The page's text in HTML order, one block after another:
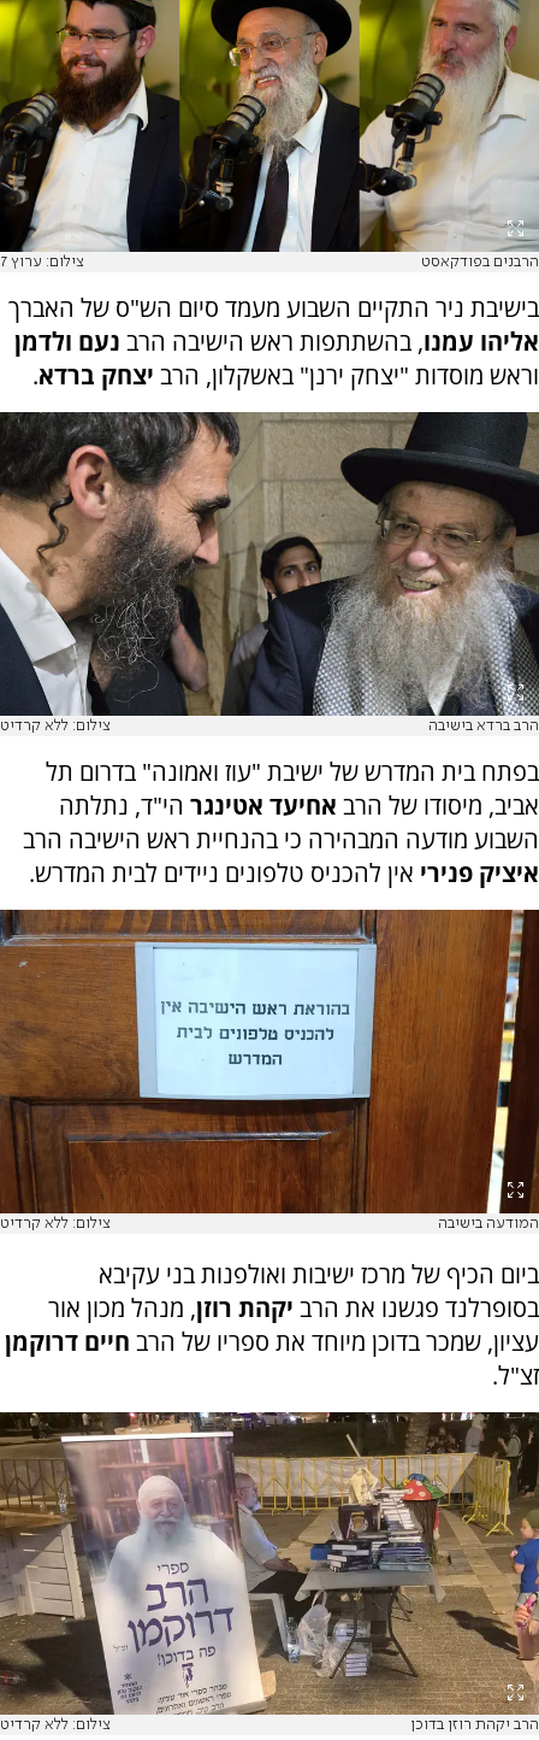
הרבנים בפודקאסט צילום: ערוץ 7
בישיבת ניר התקיים השבוע מעמד סיום הש"ס של האברך
אליהו עמנו, בהשתתפות ראש הישיבה הרב נעם ולדמן
וראש מוסדות "יצחק ירנן" באשקלון, הרב יצחק ברדא.
הרב ברדא בישיבה צילום: ללא קרדיט
בפתח בית המדרש של ישיבת "עוז ואמונה" בדרום תל
אביב, מיסודו של הרב אחיעד אטינגר הי"ד, נתלתה
השבוע מודעה המבהירה כי בהנחיית ראש הישיבה הרב
איציק פנירי אין להכניס טלפונים ניידים לבית המדרש.
המודעה בישיבה צילום: ללא קרדיט
ביום הכיף של מרכז ישיבות ואולפנות בני עקיבא
בסופרלנד פגשנו את הרב יקהת רוזן, מנהל מכון אור
עציון, שמכר בדוכן מיוחד את ספריו של הרב חיים דרוקמן
זצ"ל.
הרב יקהת רוזן בדוכן צילום: ללא קרדיט